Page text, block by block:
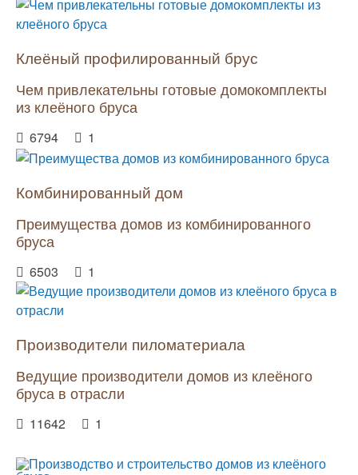
Клеёный профилированный брус
Чем привлекательны готовые домокомплекты
из клеёного бруса
6794 1
Комбинированный дом
Преимущества домов из комбинированного
бруса
6503 1
Производители пиломатериала
Ведущие производители домов из клеёного
бруса в отрасли
11642 1